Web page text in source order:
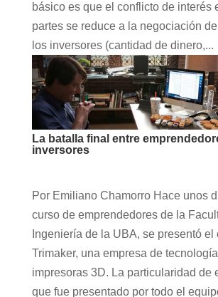
La batalla final entre
inversores
básico es que el conflicto de interés
partes se reduce a la negociación
los inversores (cantidad de dinero,...
Por Emiliano Chamorro Hace unos
curso de emprendedores de la
Ingeniería de la UBA, se presentó el
Trimaker, una empresa de
impresoras 3D. La particularidad de
que fue presentado por todo el